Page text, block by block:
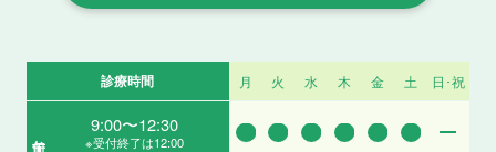
診療時間 月 火 水 木 金 土 日･祝
9:00〜12:30
※受付終了は12:00